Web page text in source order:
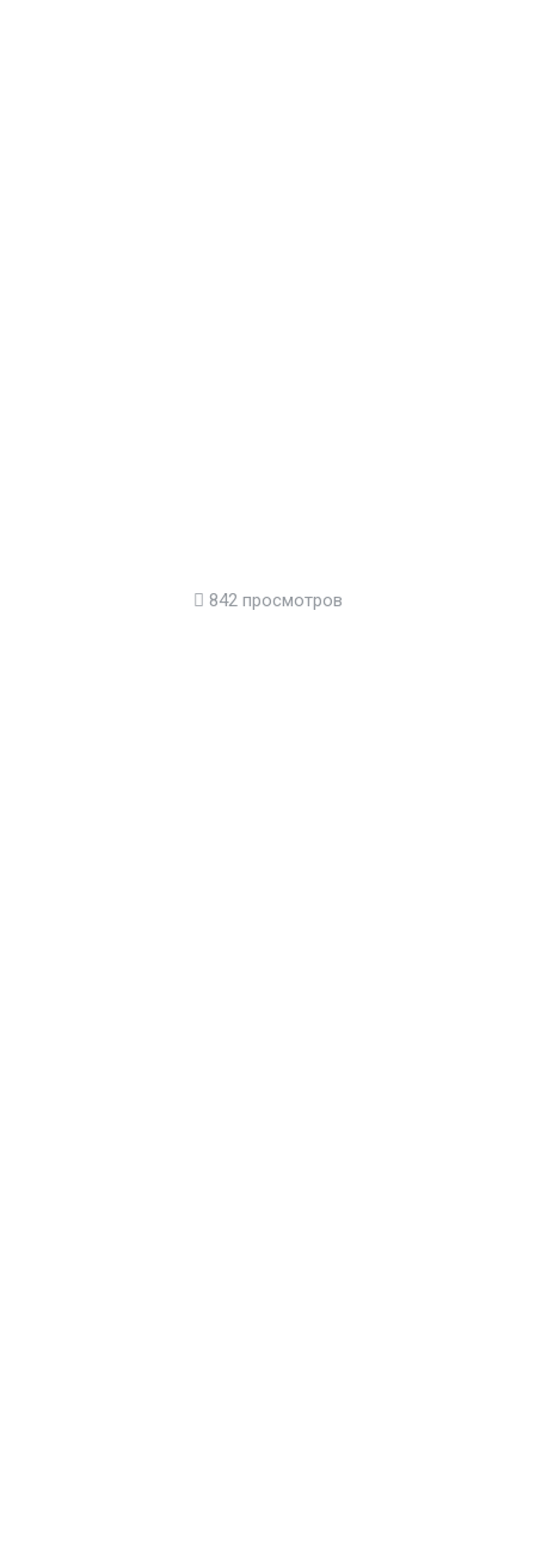
842 просмотров